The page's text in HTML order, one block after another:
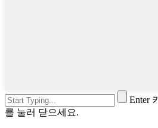
Enter
를 눌러 닫으세요.